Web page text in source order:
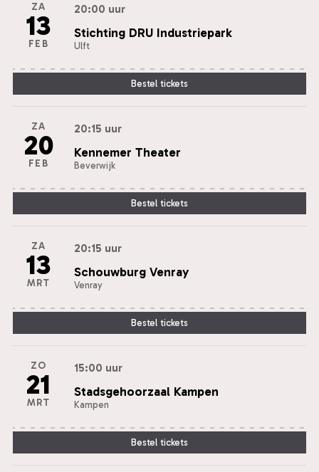
ZA
13
FEB
20:00 uur
Stichting DRU Industriepark
Ulft
Bestel tickets
ZA
20
FEB
20:15 uur
Kennemer Theater
Beverwijk
Bestel tickets
ZA
13
MRT
20:15 uur
Schouwburg Venray
Venray
Bestel tickets
ZO
21
MRT
15:00 uur
Stadsgehoorzaal Kampen
Kampen
Bestel tickets